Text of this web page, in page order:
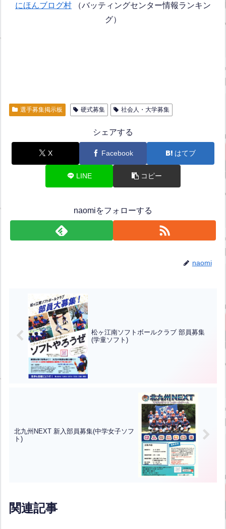
にほんブログ村 （バッティングセンター情報ランキン
グ）
選手募集掲示板 硬式募集 社会人・大学募集
シェアする
X Facebook はてブ
LINE コピー
naomiをフォローする
naomi
松ヶ江南ソフトボールクラブ 部員募集
(学童ソフト)
北九州NEXT 新入部員募集(中学女子ソフ
ト)
関連記事